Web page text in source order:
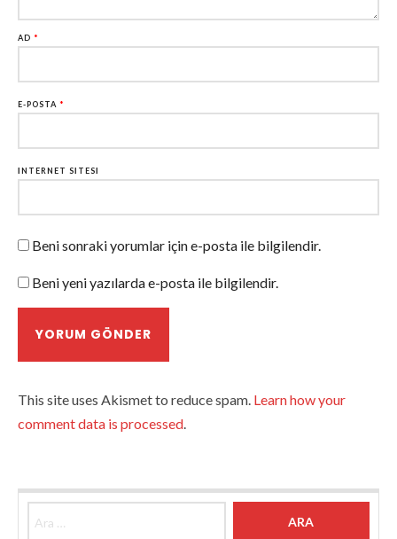
AD *
E-POSTA *
İNTERNET SITESI
Beni sonraki yorumlar için e-posta ile bilgilendir.
Beni yeni yazılarda e-posta ile bilgilendir.
This site uses Akismet to reduce spam. Learn how your
comment data is processed.